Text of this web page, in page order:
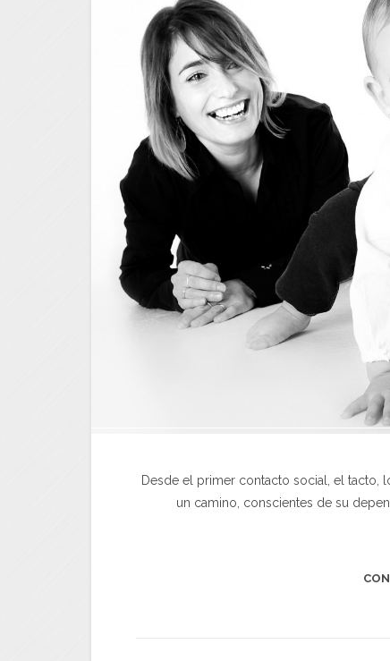
Desde el primer contacto social, el tacto,
un camino, conscientes de su